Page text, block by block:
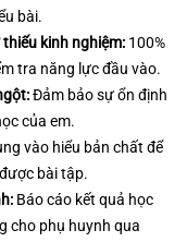
bài.
kinh nghiệm: 100%
tra năng lực đầu vào.
Đảm bảo sự ổn định
của em.
vào hiểu bản chất để
bài tập.
Báo cáo kết quả học
cho phụ huynh qua